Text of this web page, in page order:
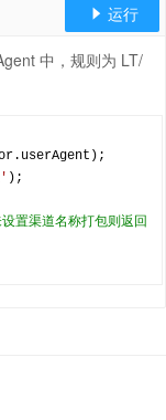
 运行
中，规则为 LT/
' );
渠道名称打包则返回